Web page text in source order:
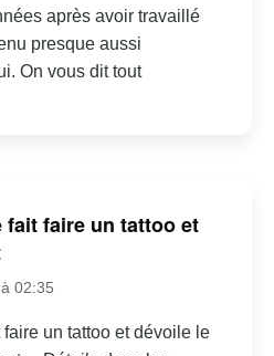
après avoir travaillé
presque aussi
On vous dit tout
fait faire un tattoo et
02:35
un tattoo et dévoile le